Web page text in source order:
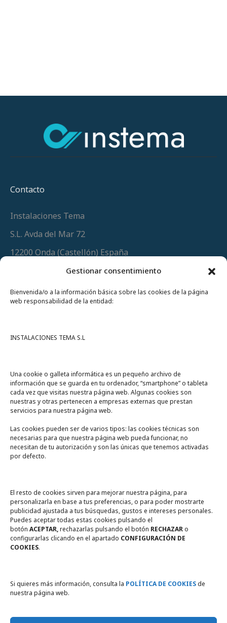
Gestionar consentimiento
Bienvenida/o a la información básica sobre las cookies de la página
web responsabilidad de la entidad:
INSTALACIONES TEMA S.L
Una cookie o galleta informática es un pequeño archivo de
información que se guarda en tu ordenador, “smartphone” o tableta
cada vez que visitas nuestra página web. Algunas cookies son
nuestras y otras pertenecen a empresas externas que prestan
servicios para nuestra página web.
Las cookies pueden ser de varios tipos: las cookies técnicas son
necesarias para que nuestra página web pueda funcionar, no
necesitan de tu autorización y son las únicas que tenemos activadas
por defecto.
El resto de cookies sirven para mejorar nuestra página, para
personalizarla en base a tus preferencias, o para poder mostrarte
publicidad ajustada a tus búsquedas, gustos e intereses personales.
Puedes aceptar todas estas cookies pulsando el
botón ACEPTAR,rechazarlas pulsando el botón RECHAZARo
configurarlas clicando en el apartado CONFIGURACIÓN DE
COOKIES.
Si quieres más información, consulta la POLÍTICA DE COOKIESde
nuestra página web.
Contacto
Instalaciones Tema
S.L. Avda del Mar 72
12200 Onda (Castellón) España
(+34) 964 60 34 34
Urgencias y whatsapp649 406 493
A un click
Tienda online Legal
Política de privacidad
Política de Cookies